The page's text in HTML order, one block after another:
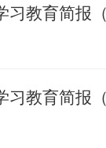
习教育简报
习教育简报